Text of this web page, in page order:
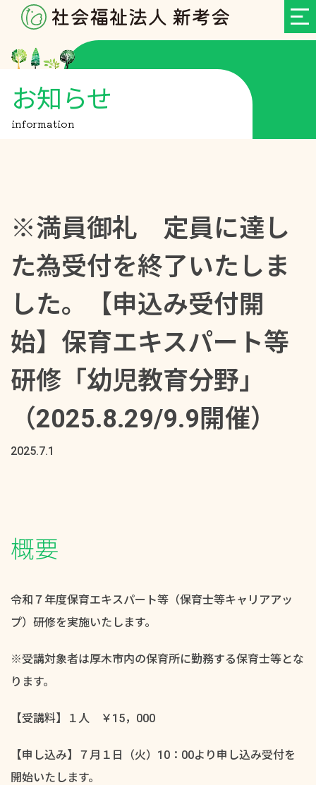
お知らせ
information
※満員御礼 定員に達し
た為受付を終了いたしま
した。【申込み受付開
始】保育エキスパート等
研修「幼児教育分野」
（2025.8.29/9.9開催）
2025.7.1
概要
令和７年度保育エキスパート等（保育士等キャリアアッ
プ）研修を実施いたします。
※受講対象者は厚木市内の保育所に勤務する保育士等とな
ります。
【受講料】１人 ￥15，000
【申し込み】７月１日（火）10：00より申し込み受付を
開始いたします。